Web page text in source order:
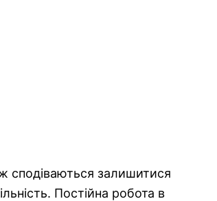
сподіваються залишитися
Постійна робота в